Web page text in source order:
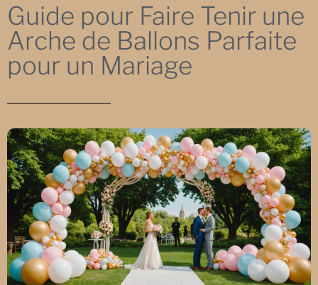
Guide pour Faire Tenir une
Arche de Ballons Parfaite
pour un Mariage